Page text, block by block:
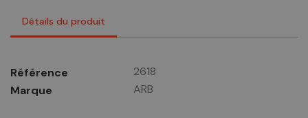
Détails du produit
Référence
2618
Marque
ARB